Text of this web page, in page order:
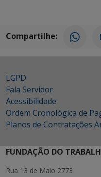
Compartilhe:
LGPD
Fala Servidor
Acessibilidade
Ordem Cronológica de
Planos de Contratações
FUNDAÇÃO DO
Rua 13 de Maio 2773